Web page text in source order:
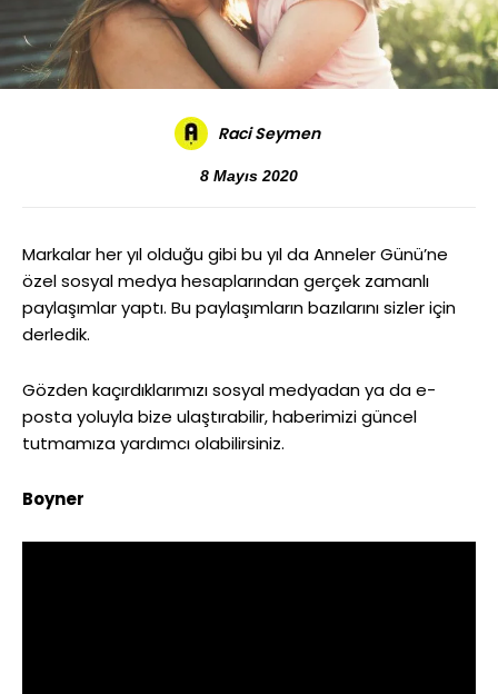
Raci Seymen
8 Mayıs 2020
Markalar her yıl olduğu gibi bu yıl da Anneler Günü’ne
özel sosyal medya hesaplarından gerçek zamanlı
paylaşımlar yaptı. Bu paylaşımların bazılarını sizler için
derledik.
Gözden kaçırdıklarımızı sosyal medyadan ya da e-
posta yoluyla bize ulaştırabilir, haberimizi güncel
tutmamıza yardımcı olabilirsiniz.
Boyner